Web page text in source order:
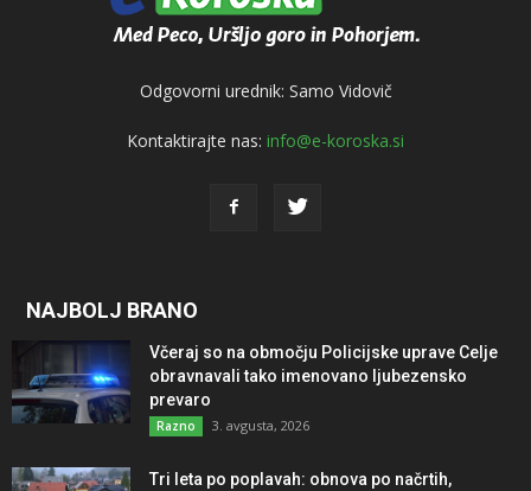
Odgovorni urednik: Samo Vidovič
Kontaktirajte nas: info@e-koroska.si
NAJBOLJ BRANO
Včeraj so na območju Policijske uprave Celje
obravnavali tako imenovano ljubezensko
prevaro
Razno 3. avgusta, 2026
Tri leta po poplavah: obnova po načrtih,